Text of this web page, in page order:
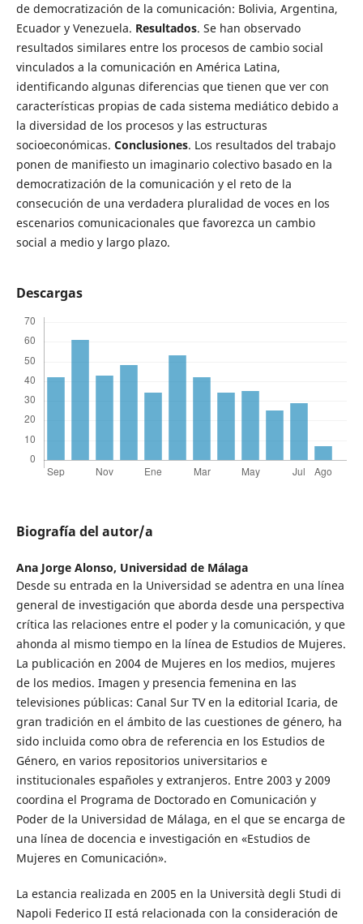
de democratización de la comunicación: Bolivia, Argentina,
Ecuador y Venezuela. Resultados. Se han observado
resultados similares entre los procesos de cambio social
vinculados a la comunicación en América Latina,
identificando algunas diferencias que tienen que ver con
características propias de cada sistema mediático debido a
la diversidad de los procesos y las estructuras
socioeconómicas. Conclusiones. Los resultados del trabajo
ponen de manifiesto un imaginario colectivo basado en la
democratización de la comunicación y el reto de la
consecución de una verdadera pluralidad de voces en los
escenarios comunicacionales que favorezca un cambio
social a medio y largo plazo.
Descargas
Biografía del autor/a
Ana Jorge Alonso, Universidad de Málaga
Desde su entrada en la Universidad se adentra en una línea
general de investigación que aborda desde una perspectiva
crítica las relaciones entre el poder y la comunicación, y que
ahonda al mismo tiempo en la línea de Estudios de Mujeres.
La publicación en 2004 de Mujeres en los medios, mujeres
de los medios. Imagen y presencia femenina en las
televisiones públicas: Canal Sur TV en la editorial Icaria, de
gran tradición en el ámbito de las cuestiones de género, ha
sido incluida como obra de referencia en los Estudios de
Género, en varios repositorios universitarios e
institucionales españoles y extranjeros. Entre 2003 y 2009
coordina el Programa de Doctorado en Comunicación y
Poder de la Universidad de Málaga, en el que se encarga de
una línea de docencia e investigación en «Estudios de
Mujeres en Comunicación».
La estancia realizada en 2005 en la Università degli Studi di
Napoli Federico II está relacionada con la consideración de